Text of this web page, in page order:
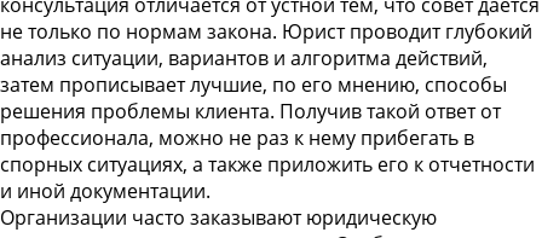
не только по нормам закона. Юрист проводит глубокий
анализ ситуации, вариантов и алгоритма действий,
затем прописывает лучшие, по его мнению, способы
решения проблемы клиента. Получив такой ответ от
профессионала, можно не раз к нему прибегать в
спорных ситуациях, а также приложить его к отчетности
и иной документации.
Организации часто заказываютюридическую